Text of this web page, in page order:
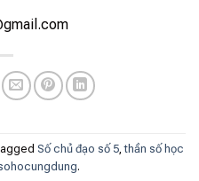
Số chủ đạo số 5,thần số học
.